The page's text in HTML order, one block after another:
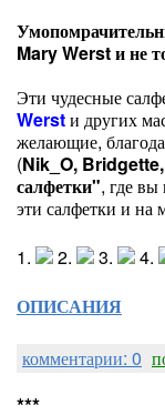
Mary Werst и не
Эти чудесные
Werstи других
желающие,
(Nik_O, Bridgette,
салфетки", где
эти салфетки и на
1.
2. 3. 4.
ОПИСАНИЯ
комментарии: 0
***